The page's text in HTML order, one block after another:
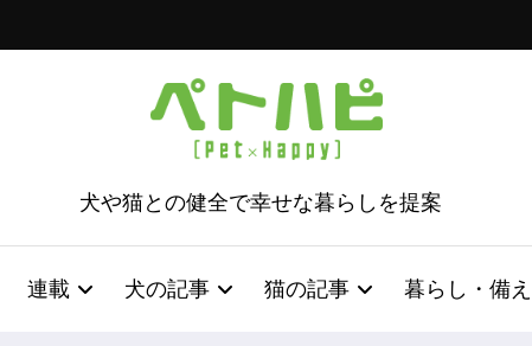
犬や猫との健全で幸せな暮らしを提案
連載 犬の記事 猫の記事 暮らし・備え